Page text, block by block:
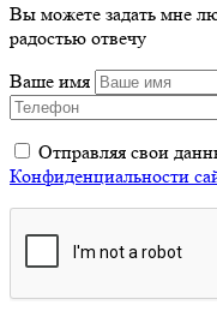
Вы можете задать мне
радостью отвечу
Ваше имя
Отправляя свои
Конфиденциальности